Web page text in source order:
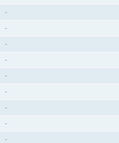
-
-
-
-
-
-
-
-
-